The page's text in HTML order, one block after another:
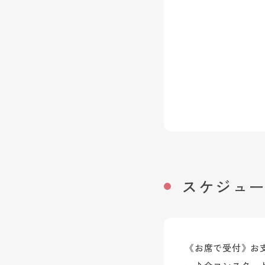
スケジュ
《お席で受付》お